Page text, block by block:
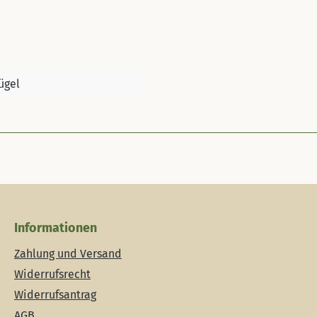
Informationen
Zahlung und Versand
Widerrufsrecht
Widerrufsantrag